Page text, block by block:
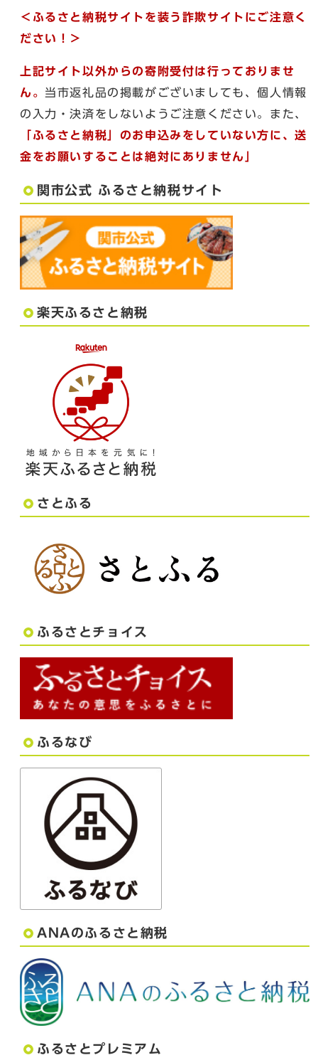
＜ふるさと納税サイトを装う詐欺サイトにご注意く
ださい！＞
上記サイト以外からの寄附受付は行っておりませ
ん。 当市返礼品の掲載がございましても、個人情報
の入力・決済をしないようご注意ください。また、
「ふるさと納税」のお申込みをしていない方に、送
金をお願いすることは絶対にありません」
関市公式 ふるさと納税サイト
楽天ふるさと納税
さとふる
ふるさとチョイス
ふるなび
ANAのふるさと納税
ふるさとプレミアム